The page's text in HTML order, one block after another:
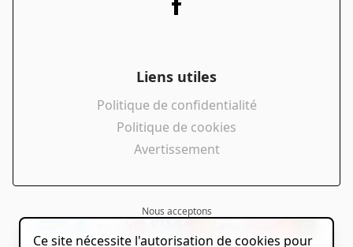
Liens utiles
Politique de confidentialité
Politique de cookies
Avertissement
Nous acceptons
powered by
Ce site nécessite l'autorisation de cookies pour